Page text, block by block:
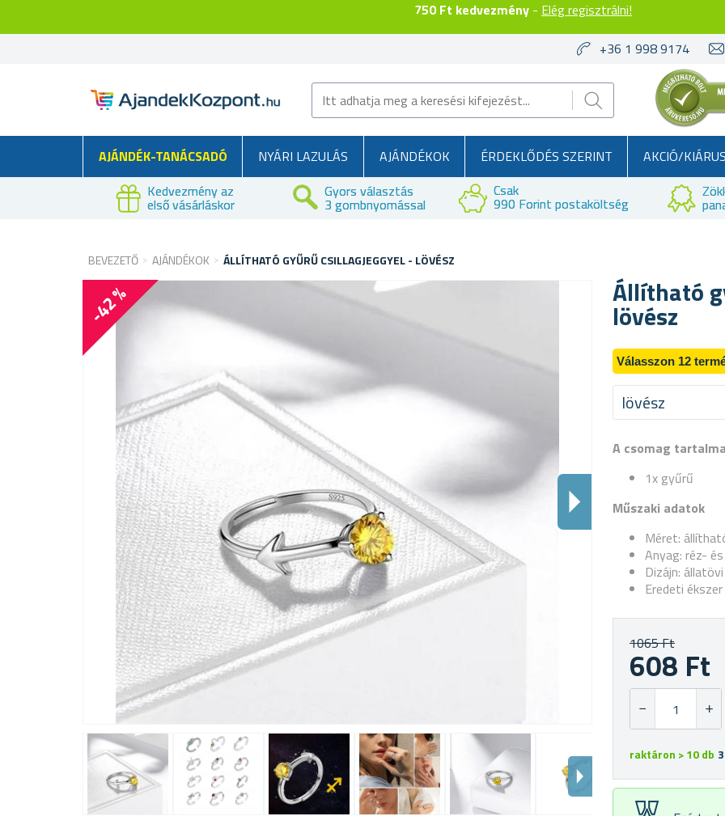
750 Ft kedvezmény - Elég regisztrálni!
+36 1 998 9174
AJÁNDÉK-TANÁCSADÓ NYÁRI LAZULÁS AJÁNDÉKOK ÉRDEKLŐDÉS SZERINT AKCIÓ/
Kedvezmény az
első vásárláskor
Gyors választás
3 gombnyomással
Csak
990 Forint postaköltség
BEVEZETŐ AJÁNDÉKOK ÁLLÍTHATÓ GYŰRŰ CSILLAGJEGGYEL - LÖVÉSZ
Állítható
lövész
-42 %
Válasszon 12
lövész
A csomag tartalma
1x gyűrű
Műszaki adatok
Méret:
Anyag: réz-
Dizájn:
Eredeti ékszer
1065 Ft
608 Ft
raktáron > 10 db